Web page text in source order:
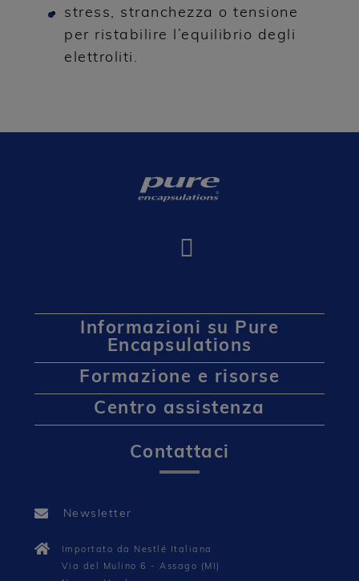
stress, stranchezza o tensione
per ristabilire l’equilibrio degli
elettroliti.
Informazioni su Pure
Encapsulations
Formazione e risorse
Centro assistenza
Contattaci
Newsletter
Importato da Nestlé Italiana
Via del Mulino 6 - Assago (MI)